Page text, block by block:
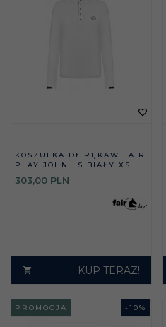
KOSZULKA DŁ.RĘKAW FAIR
PLAY JOHN LS BIAŁY XS
303,00 PLN
KUP TERAZ!
- 10%
PROMOCJA